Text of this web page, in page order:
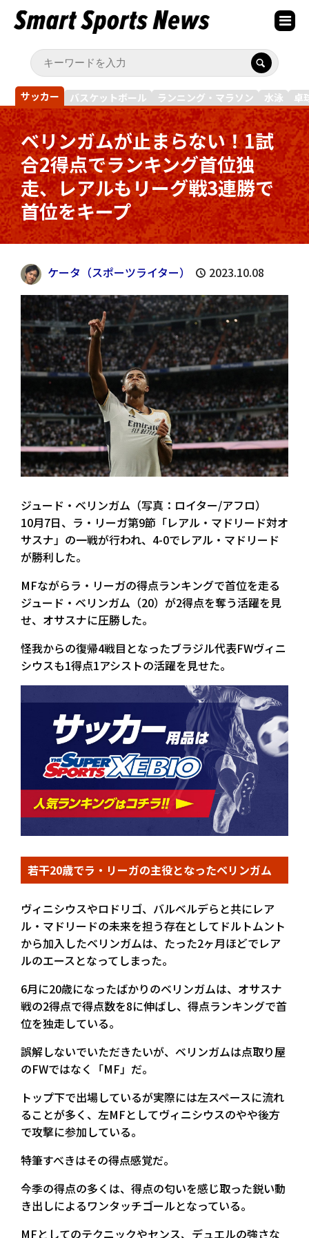
サッカー バスケットボール ランニング・マラソン 水泳 卓
ベリンガムが止まらない！1試
合2得点でランキング首位独
走、レアルもリーグ戦3連勝で
首位をキープ
ケータ（スポーツライター） 2023.10.08
ジュード・ベリンガム（写真：ロイター/アフロ）
10月7日、ラ・リーガ第9節「レアル・マドリード対オ
サスナ」の一戦が行われ、4-0でレアル・マドリード
が勝利した。
MFながらラ・リーガの得点ランキングで首位を走る
ジュード・ベリンガム（20）が2得点を奪う活躍を見
せ、オサスナに圧勝した。
怪我からの復帰4戦目となったブラジル代表FWヴィニ
シウスも1得点1アシストの活躍を見せた。
若干20歳でラ・リーガの主役となったベリンガム
ヴィニシウスやロドリゴ、バルベルデらと共にレア
ル・マドリードの未来を担う存在としてドルトムント
から加入したベリンガムは、たった2ヶ月ほどでレア
ルのエースとなってしまった。
6月に20歳になったばかりのベリンガムは、オサスナ
戦の2得点で得点数を8に伸ばし、得点ランキングで首
位を独走している。
誤解しないでいただきたいが、ベリンガムは点取り屋
のFWではなく「MF」だ。
トップ下で出場しているが実際には左スペースに流れ
ることが多く、左MFとしてヴィニシウスのやや後方
で攻撃に参加している。
特筆すべきはその得点感覚だ。
今季の得点の多くは、得点の匂いを感じ取った鋭い動
き出しによるワンタッチゴールとなっている。
MFとしてのテクニックやセンス、デュエルの強さな